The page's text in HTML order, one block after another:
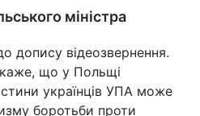
міністра
допису відеозвернення.
що у Польщі
українців УПА може
боротьби проти